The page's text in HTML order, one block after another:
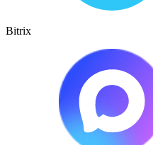
Bitrix